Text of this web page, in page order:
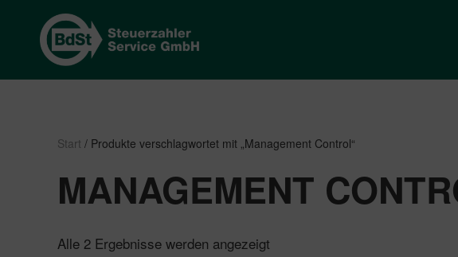
Start / Produkte verschlagwortet mit „Management Control“
MANAGEMENT
Alle 2 Ergebnisse werden angezeigt